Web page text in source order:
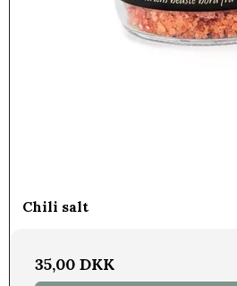
Chili salt
35,00 DKK